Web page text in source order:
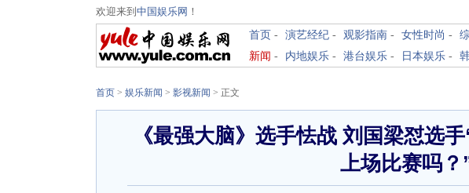
欢迎来到 中国娱乐网 ！
首页 - 演艺经纪 - 观影指南 - 女性时尚 -
新闻 - 内地娱乐 - 港台娱乐 - 日本娱乐 -
首页 > 娱乐新闻 > 影视新闻 > 正文
《最强大脑》选手怯战 刘国梁怼选
上场比赛吗？